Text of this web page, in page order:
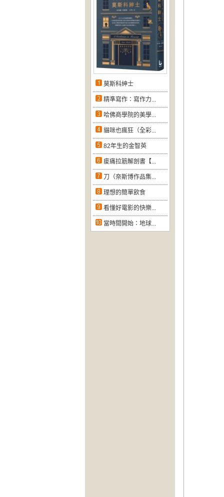
莫斯科紳士
精準寫作：寫作力...
哈佛商學院的美學...
貓咪也瘋狂（全彩...
82年生的金智英
痠痛拉筋解剖書【...
刀（奈斯博作品集...
理想的簡單飲食
看懂好電影的快樂...
當時間開始：地球...